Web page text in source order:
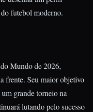
futebol moderno.
Mundo de 2026,
frente. Seu maior objetivo
grande torneio na
lutando pelo sucesso